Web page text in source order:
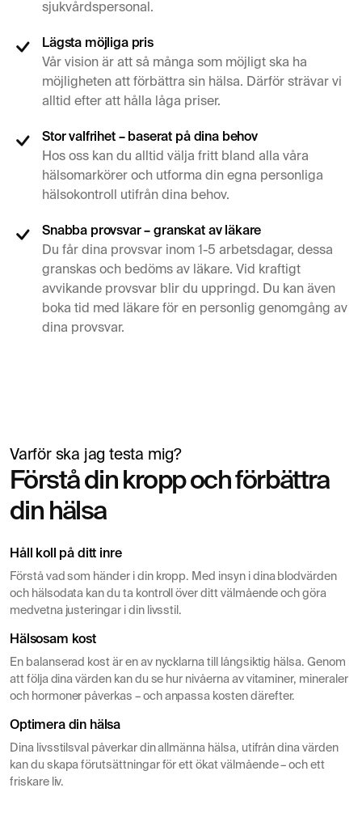
sjukvårdspersonal.
Lägsta möjliga pris
Vår vision är att så många som möjligt ska ha
möjligheten att förbättra sin hälsa. Därför strävar vi
alltid efter att hålla låga priser.
Stor valfrihet – baserat på dina behov
Hos oss kan du alltid välja fritt bland alla våra
hälsomarkörer och utforma din egna personliga
hälsokontroll utifrån dina behov.
Snabba provsvar – granskat av läkare
Du får dina provsvar inom 1-5 arbetsdagar, dessa
granskas och bedöms av läkare. Vid kraftigt
avvikande provsvar blir du uppringd. Du kan även
boka tid med läkare för en personlig genomgång av
dina provsvar.
Simon Mäntylä
Lämnar blodprov inför hälsokontroll
Varför ska jag testa mig?
Förstå din kropp och förbättra
din hälsa
Håll koll på ditt inre
Förstå vad som händer i din kropp. Med insyn i dina blodvärden
och hälsodata kan du ta kontroll över ditt välmående och göra
medvetna justeringar i din livsstil.
Hälsosam kost
En balanserad kost är en av nycklarna till långsiktig hälsa. Genom
att följa dina värden kan du se hur nivåerna av vitaminer, mineraler
och hormoner påverkas – och anpassa kosten därefter.
Optimera din hälsa
Dina livsstilsval påverkar din allmänna hälsa, utifrån dina värden
kan du skapa förutsättningar för ett ökat välmående – och ett
friskare liv.